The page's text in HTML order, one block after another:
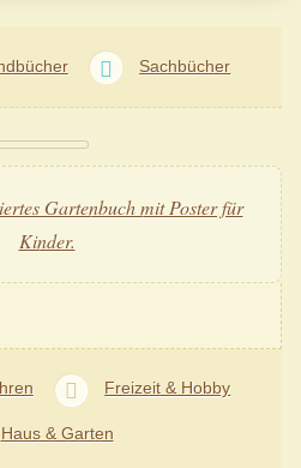
Sachbücher
Gartenbuch mit Poster für
Kinder.
Freizeit & Hobby
Haus & Garten